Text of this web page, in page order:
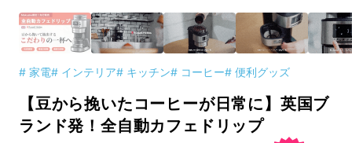
# 家電# インテリア# キッチン# コーヒー# 便利グッズ
【豆から挽いたコーヒーが日常に】英国ブ
ランド発！全自動カフェドリップ